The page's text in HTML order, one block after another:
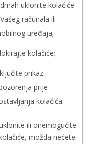
uklonite kolačiće
računala ili
uređaja;
kolačiće;
prikaz
prije
kolačića.
ili onemogućite
možda nećete